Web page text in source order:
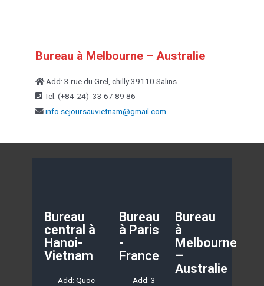
Bureau à Melbourne – Australie
Add: 3 rue du Grel, chilly 39110 Salins
Tel: (+84-24) 33 67 89 86
info.sejoursauvietnam@gmail.com
Bureau
central à
Hanoi-
Vietnam
Add: Quoc
Bureau
à Paris
-
France
Add: 3
Bureau
à
Melbourne
–
Australie